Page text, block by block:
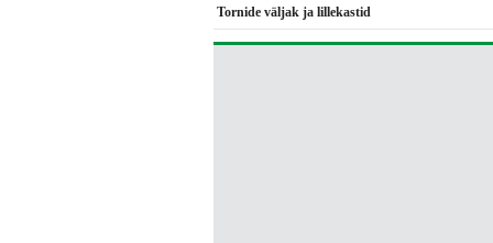
Tornide väljak ja lillekastid